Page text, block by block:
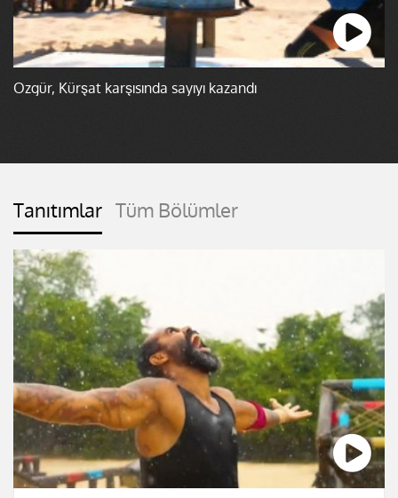
Özgür, Kürşat karşısında sayıyı kazandı
Tanıtımlar Tüm Bölümler